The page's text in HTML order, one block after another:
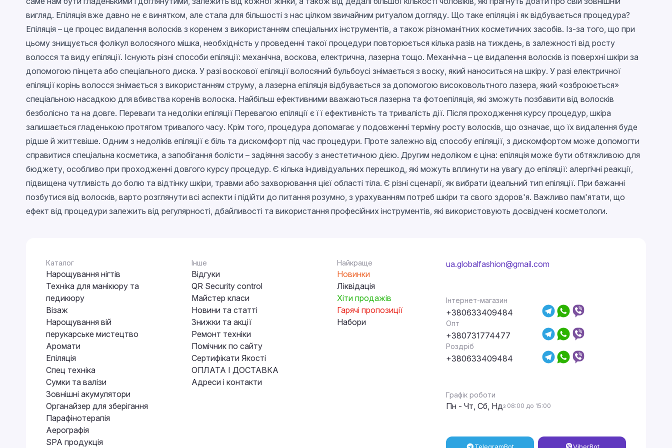
With confetti
Chameleon
Stained glass
Metallic
Neon
EggShell
Cветящийся в темноте
вигляд. Епіляція вже давно не є винятком, але стала для більшості з нас цілком звичайним ритуалом догляду. Що таке епіляція і як відбувається процедура?
Епіляція – це процес видалення волосків з коренем з використанням спеціальних інструментів, а також різноманітних косметичних засобів. Із-за того, що при
цьому знищується фолікул волосяного мішка, необхідність у проведенні такої процедури повторюється кілька разів на тиждень, в залежності від росту
волосся та виду епіляції. Існують різні способи епіляції: механічна, воскова, електрична, лазерна тощо. Механічна – це видалення волосків із поверхні шкіри за
допомогою пінцета або спеціального диска. У разі воскової епіляції волосяний бульбоусі знімається з воску, який наноситься на шкіру. У разі електричної
епіляції корінь волосся знімається з використанням струму, а лазерна епіляція відбувається за допомогою високовольтного лазера, який «озброюється»
спеціальною насадкою для вбивства коренів волоска. Найбільш ефективними вважаються лазерна та фотоепіляція, які зможуть позбавити від волосків
безболісно та на довге. Переваги та недоліки епіляції Перевагою епіляції є її ефективність та тривалість дії. Після проходження курсу процедур, шкіра
залишається гладенькою протягом тривалого часу. Крім того, процедура допомагає у подовженні терміну росту волосків, що означає, що їх видалення буде
рідше й життєвіше. Одним з недоліків епіляції є біль та дискомфорт під час процедури. Проте залежно від способу епіляції, з дискомфортом може допомогти
справитися спеціальна косметика, а запобігання болісти – задіяння засобу з анестетичною дією. Другим недоліком є ціна: епіляція може бути обтяжливою для
бюджету, особливо при проходженні довгого курсу процедур. Є кілька індивідуальних перешкод, які можуть вплинути на увагу до епіляції: алергічні реакції,
підвищена чутливість до болю та відтінку шкіри, травми або захворювання цієї області тіла. Є різні сценарії, як вибрати ідеальний тип епіляції. При бажанні
позбутися від волосків, варто розглянути всі аспекти і підійти до питання розумно, з урахуванням потреб шкіри та свого здоров'я. Важливо пам'ятати, що
ефект від процедури залежить від регулярності, дбайливості та використання професійних інструментів, які використовують досвідчені косметологи.
Каталог
Нарощування нігтів
Техніка для манікюру та
педикюру
Візаж
Нарощування вій
перукарське мистецтво
Аромати
Епіляція
Спец техніка
Сумки та валізи
Зовнішні акумулятори
Органайзер для зберігання
Парафінотерапія
Аерографія
SPA продукція
Інше
Відгуки
QR Security control
Майстер класи
Новини та статті
Знижки та акції
Ремонт техніки
Помічник по сайту
Сертифікати Якості
ОПЛАТА І ДОСТАВКА
Адреси і контакти
Найкраще
Новинки
Ліквідація
Хіти продажів
Гарячі пропозиції
Набори
ua.globalfashion@gmail.com
Інтернет-магазин
+380633409484
Опт
+380731774477
Роздріб
+380633409484
Графік роботи
Пн - Чт, Сб, Ндз 08:00 до 15:00
TelegramBot ViberBot